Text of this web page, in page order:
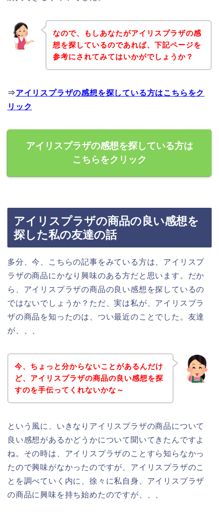
なので、もしあなたがアイリスプラザの感
想を探しているのであれば、下記ページを
参考にされてみてはいかがでしょうか？
⇒アイリスプラザの感想を探している方はこちらをク
リック
アイリスプラザの感想を探している方は
こちらをクリック
アイリスプラザの商品の良い感想を
探した私の友達の話
多分、今、こちらの記事をみている方は、アイリスプ
ラザの商品にかなり興味のある方だと思います。だか
ら、アイリスプラザの商品の良い感想を探しているの
ではないでしょうか？ただ、実は私が、アイリスプラ
ザの商品を知ったのは、つい最近のことでした。友達
が、、、
今、ちょっと分からないことがあるんだけ
ど、アイリスプラザの商品の良い感想を探
すのを手伝ってくれないかな～
という風に、いきなりアイリスプラザの商品について
良い感想があるかどうかについて聞いてきたんですよ
ね。その時は、アイリスプラザのことすら知らなかっ
たので興味がなかったのですが、アイリスプラザのこ
とを調べていく内に、徐々に私自身、アイリスプラザ
の商品に興味を持ち始めたのですが、、、